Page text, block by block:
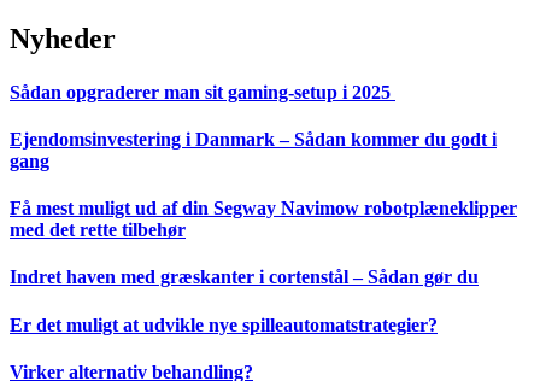
Nyheder
Sådan opgraderer man sit gaming-setup i 2025
Ejendomsinvestering i Danmark – Sådan kommer du godt i
gang
Få mest muligt ud af din Segway Navimow robotplæneklipper
med det rette tilbehør
Indret haven med græskanter i cortenstål – Sådan gør du
Er det muligt at udvikle nye spilleautomatstrategier?
Virker alternativ behandling?